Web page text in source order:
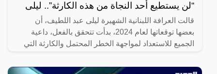
“لن يستطيع أحد النجاة من هذه الكارثة”.. ليلى
قالت العرافة اللبنانية الشهيرة ليلى عبد اللطيف، أن
بعضها توقعاتها لعام 2024، بدأت تتحقق بالفعل، داعية
الجميع للاستعداد لمواجهة الخطر المحتمل والكارثة التي